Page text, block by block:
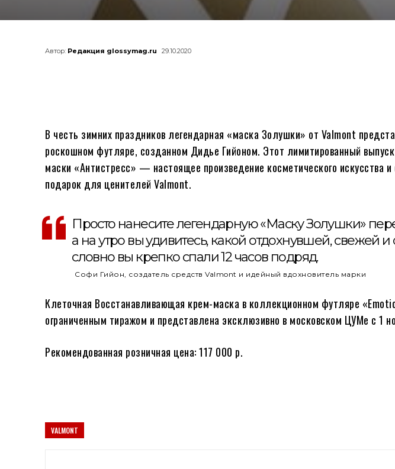
Автор: Редакция glossymag.ru 29.10.2020
В честь зимних праздников легендарная «маска Золушки» от Valmont
роскошном футляре, созданном Дидье Гийоном. Этот лимитированный
маски «Антистресс» — настоящее произведение косметического искусства
подарок для ценителей Valmont.
Просто нанесите легендарную «Маску Золушки»
а на утро вы удивитесь, какой отдохнувшей, свежей
словно вы крепко спали 12 часов подряд.
Софи Гийон, создатель средств Valmont и идейный вдохновитель марки
Клеточная Восстанавливающая крем-маска в коллекционном футляре
ограниченным тиражом и представлена эксклюзивно в московском ЦУМе с 1
Рекомендованная розничная цена: 117 000 р.
VALMONT